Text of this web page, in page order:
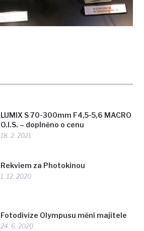
LUMIX S 70-300mm F4,5-5,6 MACRO
O.I.S. – doplněno o cenu
18. 2. 2021
Rekviem za Photokinou
1. 12. 2020
Fotodivize Olympusu mění majitele
24. 6. 2020